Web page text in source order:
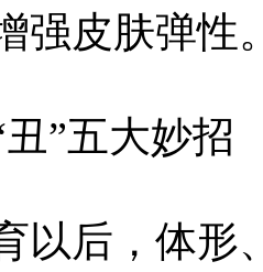
强皮肤弹性
”五大妙招
后，体形